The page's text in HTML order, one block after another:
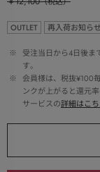
OUTLET 再入荷お知らせ
※
受注当日から4日後ま
す。
※
会員様は、税抜¥100
ンクが上がると還元
サービスの詳細はこ